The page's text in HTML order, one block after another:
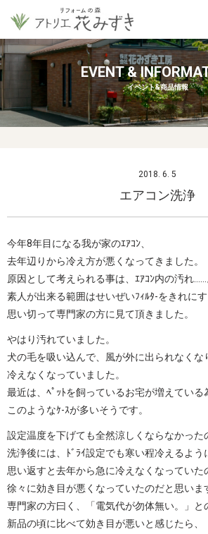
EVENT &
イベント&商品情報
2018. 6. 5
エアコン洗浄
今年8年目になる我が家のｴｱｺﾝ、
去年辺りから冷え方が悪くなってきました。
原因として考えられる事は、ｴｱｺﾝ内の汚れ……
素人が出来る範囲はせいぜいﾌｨﾙﾀ-をきれにす
思い切って専門家の方に見て頂きました。
やはり汚れていました。
犬の毛を吸い込んで、風が外に出られなくな
冷えなくなっていました。
最近は、ﾍﾟｯﾄを飼っているお宅が増えている
このようなｹ-ｽが多いそうです。
設定温度を下げても全然涼しくならなかった
洗浄後には、ﾄﾞﾗｲ設定でも寒い程冷えるよう
思い返すと去年から急に冷えなくなっていた
徐々に効き目が悪くなっていたのだと思いま
専門家の方曰く、「電気代が勿体無い。」と
新品の頃に比べて効き目が悪いと感じたら、